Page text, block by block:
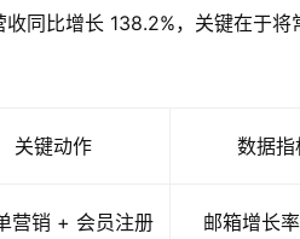
同比增长 138.2%，关键在于将
关键动作 数据指
营销 + 会员注册 邮箱增长